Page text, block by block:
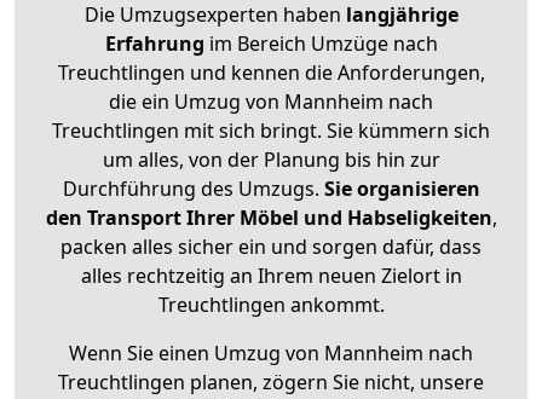
Die Umzugsexperten haben langjährige
Erfahrung im Bereich Umzüge nach
Treuchtlingen und kennen die Anforderungen,
die ein Umzug von Mannheim nach
Treuchtlingen mit sich bringt. Sie kümmern sich
um alles, von der Planung bis hin zur
Durchführung des Umzugs. Sie organisieren
den Transport Ihrer Möbel und Habseligkeiten,
packen alles sicher ein und sorgen dafür, dass
alles rechtzeitig an Ihrem neuen Zielort in
Treuchtlingen ankommt.
Wenn Sie einen Umzug von Mannheim nach
Treuchtlingen planen, zögern Sie nicht, unsere